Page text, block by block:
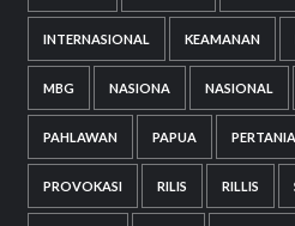
INTERNASIONAL KEAMANAN
MBG NASIONA NASIONAL
PAHLAWAN PAPUA
PROVOKASI RILIS RILLIS